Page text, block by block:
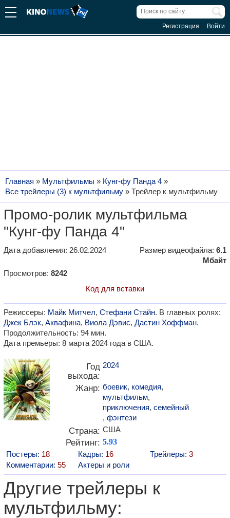
Регистрация Войти
Главная » Мультфильмы » Кунг-фу Панда 4 »
Все трейлеры (3) к мультфильму » Трейлер к мультфильму
Промо-ролик мультфильма
"Кунг-фу Панда 4"
Дата добавления: 26.02.2024 Размер видеофайла: 6.1
Мбайт
Просмотров: 8242
Код для вставки
Режиссеры: Майк Митчел, Стефани Стайн. В главных ролях:
Джек Блэк, Аквафина, Виола Дэвис, Дастин Хоффман.
Продолжительность: 94 мин.
Дата премьеры: 8 марта 2024 года в США.
Год
выхода:
2024
Жанр: боевик, комедия,
мультфильм,
приключения, семейный
, фэнтези
Страна: США
Рейтинг: 5.93
Постеры: 18 Кадры: 16 Трейлеры: 3
Комментарии: 55 Актеры и роли
Другие трейлеры к
мультфильму: